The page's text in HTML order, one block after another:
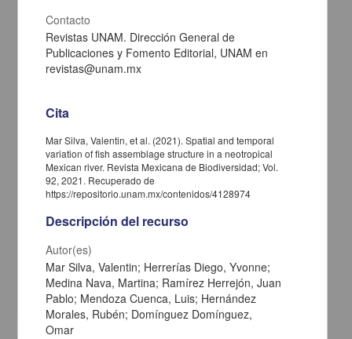
Riqueza y abundancia de arañas (Arachnida: Araneae) en
ambientes urbanos y su vegetación aledaña al poniente de la
Maldonado Carrizales, Juan; Ponce Saavedra, Javier; Valdez
2021-10-18
Biología y Química
Contacto
Revistas UNAM. Dirección General de
Publicaciones y Fomento Editorial, UNAM en
revistas@unam.mx
Cita
Mar Silva, Valentin, et al. (2021). Spatial and temporal
variation of fish assemblage structure in a neotropical
Mexican river. Revista Mexicana de Biodiversidad; Vol.
92, 2021. Recuperado de
https://repositorio.unam.mx/contenidos/4128974
Descripción del recurso
Autor(es)
Mar Silva, Valentin; Herrerías Diego, Yvonne;
Medina Nava, Martina; Ramírez Herrejón, Juan
Pablo; Mendoza Cuenca, Luis; Hernández
Morales, Rubén; Domínguez Domínguez,
Omar